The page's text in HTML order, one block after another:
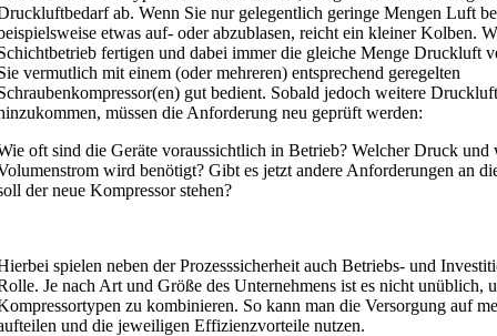
ab. Wenn Sie nur gelegentlich geringe Mengen Luft
etwas auf- oder abzublasen, reicht ein kleiner Kolben.
fertigen und dabei immer die gleiche Menge Druckluft
vermutlich mit einem (oder mehreren) entsprechend geregelten
gut bedient. Sobald jedoch weitere
müssen die Anforderung neu geprüft werden:
oft sind die Geräte voraussichtlich in Betrieb? Welcher Druck und
wird benötigt? Gibt es jetzt andere Anforderungen an
der neue Kompressor stehen?
spielen neben der Prozesssicherheit auch Betriebs- und
Je nach Art und Größe des Unternehmens ist es nicht unüblich,
zu kombinieren. So kann man die Versorgung auf
und die jeweiligen Effizienzvorteile nutzen.